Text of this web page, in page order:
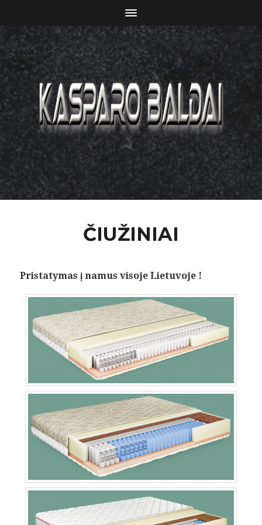
ČIUŽINIAI
Pristatymas į namus visoje Lietuvoje !